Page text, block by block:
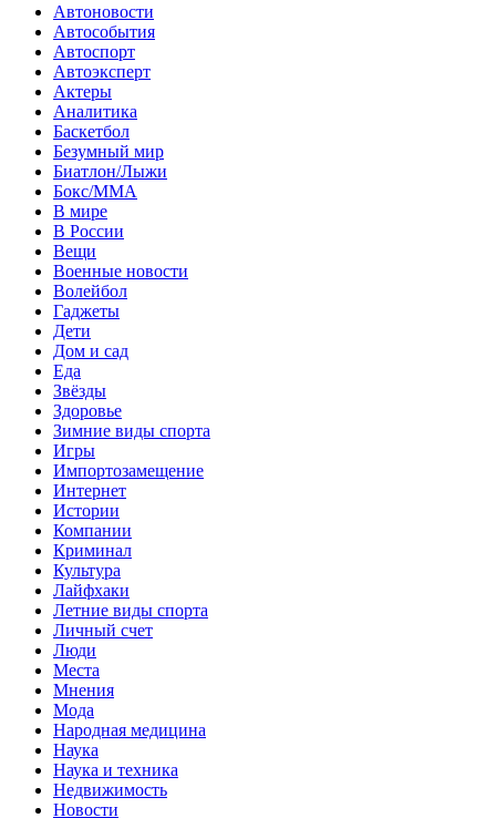
Автоновости
Автособытия
Автоспорт
Автоэксперт
Актеры
Аналитика
Баскетбол
Безумный мир
Биатлон/Лыжи
Бокс/MMA
В мире
В России
Вещи
Военные новости
Волейбол
Гаджеты
Дети
Дом и сад
Еда
Звёзды
Здоровье
Зимние виды спорта
Игры
Импортозамещение
Интернет
Истории
Компании
Криминал
Культура
Лайфхаки
Летние виды спорта
Личный счет
Люди
Места
Мнения
Мода
Народная медицина
Наука
Наука и техника
Недвижимость
Новости